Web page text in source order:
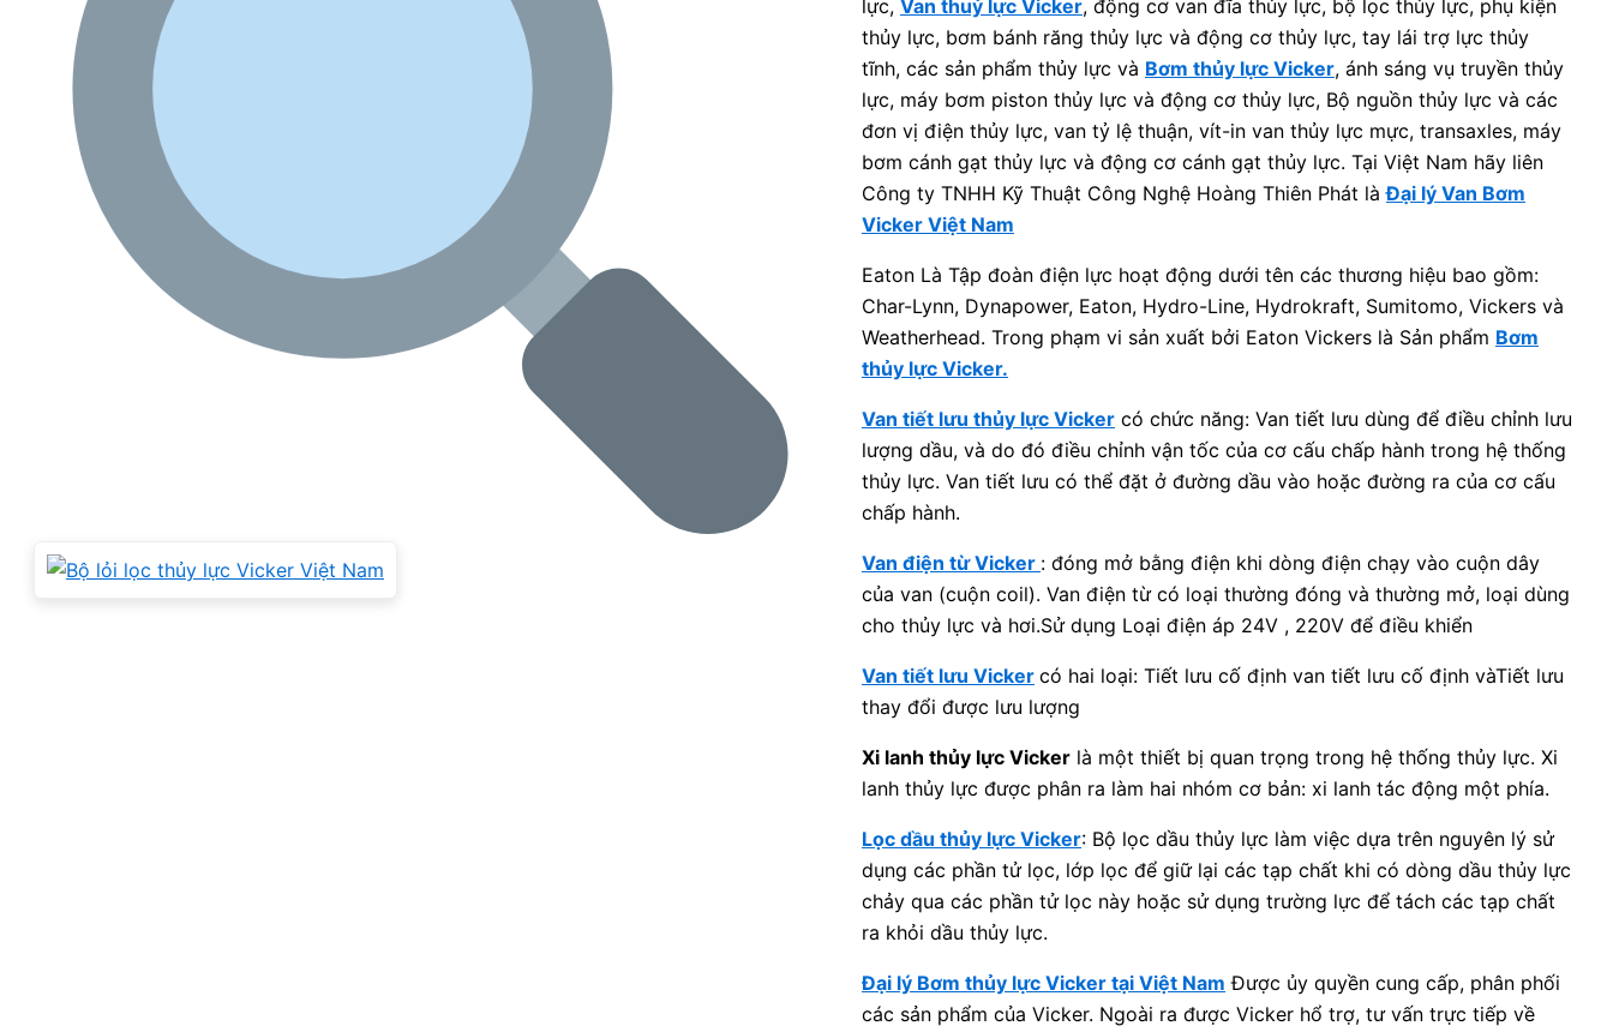
lực, Van thuỷ lực Vicker, động cơ van đĩa thủy lực, bộ lọc thủy lực, phụ kiện
thủy lực, bơm bánh răng thủy lực và động cơ thủy lực, tay lái trợ lực thủy
tĩnh, các sản phẩm thủy lực và Bơm thủy lực Vicker, ánh sáng vụ truyền thủy
lực, máy bơm piston thủy lực và động cơ thủy lực, Bộ nguồn thủy lực và các
đơn vị điện thủy lực, van tỷ lệ thuận, vít-in van thủy lực mực, transaxles, máy
bơm cánh gạt thủy lực và động cơ cánh gạt thủy lực. Tại Việt Nam hãy liên
Công ty TNHH Kỹ Thuật Công Nghệ Hoàng Thiên Phát làĐại lý Van Bơm
Vicker Việt Nam
Eaton Là Tập đoàn điện lực hoạt động dưới tên các thương hiệu bao gồm:
Char-Lynn, Dynapower, Eaton, Hydro-Line, Hydrokraft, Sumitomo, Vickers và
Weatherhead. Trong phạm vi sản xuất bởi Eaton Vickers là Sản phẩm Bơm
thủy lực Vicker.
Van tiết lưu thủy lực Vicker có chức năng: Van tiết lưu dùng để điều chỉnh lưu
lượng dầu, và do đó điều chỉnh vận tốc của cơ cấu chấp hành trong hệ thống
thủy lực. Van tiết lưu có thể đặt ở đường dầu vào hoặc đường ra của cơ cấu
chấp hành.
Van điện từ Vicker : đóng mở bằng điện khi dòng điện chạy vào cuộn dây
của van (cuộn coil). Van điện từ có loại thường đóng và thường mở, loại dùng
cho thủy lực và hơi.Sử dụng Loại điện áp 24V , 220V để điều khiển
Van tiết lưu Vicker có hai loại: Tiết lưu cố định van tiết lưu cố định vàTiết lưu
thay đổi được lưu lượng
Xi lanh thủy lực Vicker là một thiết bị quan trọng trong hệ thống thủy lực. Xi
lanh thủy lực được phân ra làm hai nhóm cơ bản: xi lanh tác động một phía.
Lọc dầu thủy lực Vicker: Bộ lọc dầu thủy lực làm việc dựa trên nguyên lý sử
dụng các phần tử lọc, lớp lọc để giữ lại các tạp chất khi có dòng dầu thủy lực
chảy qua các phần tử lọc này hoặc sử dụng trường lực để tách các tạp chất
ra khỏi dầu thủy lực.
Đại lý Bơm thủy lực Vicker tại Việt Nam Được ủy quyền cung cấp, phân phối
các sản phẩm của Vicker. Ngoài ra được Vicker hổ trợ, tư vấn trực tiếp về